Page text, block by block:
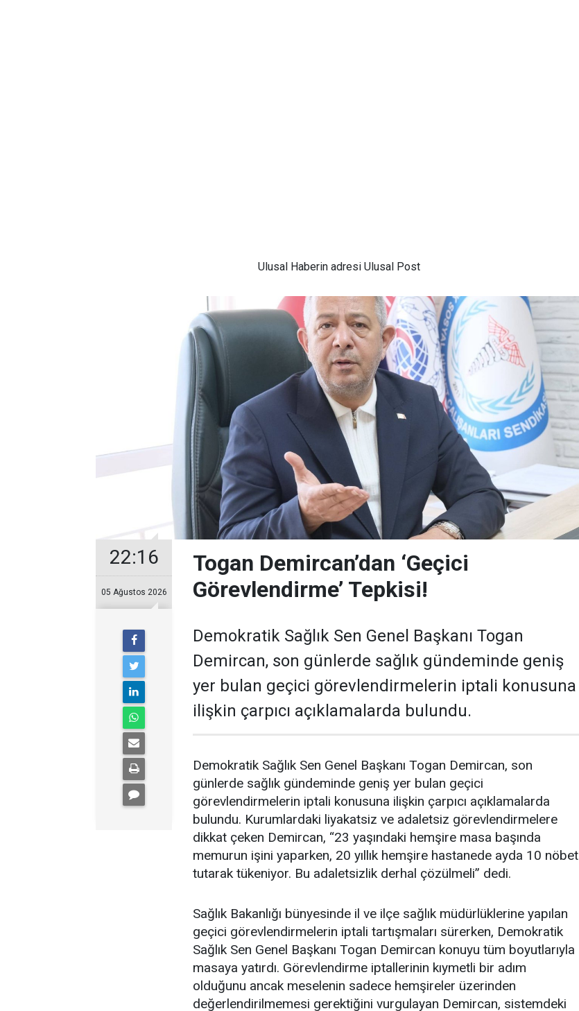
Ulusal Haberin adresi Ulusal Post
22:16
05 Ağustos 2026
Togan Demircan’dan ‘Geçici
Görevlendirme’ Tepkisi!
Demokratik Sağlık Sen Genel Başkanı Togan
Demircan, son günlerde sağlık gündeminde geniş
yer bulan geçici görevlendirmelerin iptali konusuna
ilişkin çarpıcı açıklamalarda bulundu.
Demokratik Sağlık Sen Genel Başkanı Togan Demircan, son
günlerde sağlık gündeminde geniş yer bulan geçici
görevlendirmelerin iptali konusuna ilişkin çarpıcı açıklamalarda
bulundu. Kurumlardaki liyakatsiz ve adaletsiz görevlendirmelere
dikkat çeken Demircan, “23 yaşındaki hemşire masa başında
memurun işini yaparken, 20 yıllık hemşire hastanede ayda 10 nöbet
tutarak tükeniyor. Bu adaletsizlik derhal çözülmeli” dedi.
Sağlık Bakanlığı bünyesinde il ve ilçe sağlık müdürlüklerine yapılan
geçici görevlendirmelerin iptali tartışmaları sürerken, Demokratik
Sağlık Sen Genel Başkanı Togan Demircan konuyu tüm boyutlarıyla
masaya yatırdı. Görevlendirme iptallerinin kıymetli bir adım
olduğunu ancak meselenin sadece hemşireler üzerinden
değerlendirilmemesi gerektiğini vurgulayan Demircan, sistemdeki